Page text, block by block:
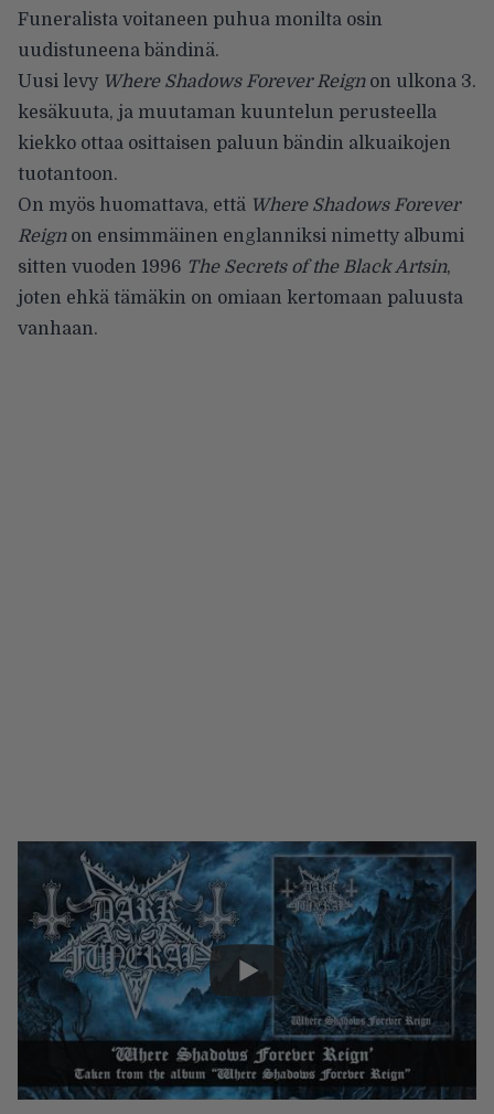
Funeralista voitaneen puhua monilta osin
uudistuneena bändinä.
Uusi levy Where Shadows Forever Reignon ulkona 3.
kesäkuuta, ja muutaman kuuntelun perusteella
kiekko ottaa osittaisen paluun bändin alkuaikojen
tuotantoon.
On myös huomattava, että Where Shadows Forever
Reignon ensimmäinen englanniksi nimetty albumi
sitten vuoden 1996 The Secrets of the Black Artsin,
joten ehkä tämäkin on omiaan kertomaan paluusta
vanhaan.